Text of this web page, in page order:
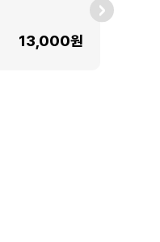
13,000원